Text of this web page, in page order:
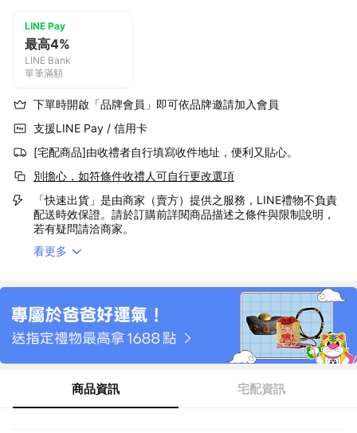
LINE Pay
最高4%
LINE Bank
單筆滿額
下單時開啟「品牌會員」即可依品牌邀請加入會員
支援LINE Pay / 信用卡
[宅配商品]由收禮者自行填寫收件地址，便利又貼心。
別擔心，如符條件收禮人可自行更改選項
「快速出貨」是由商家（賣方）提供之服務，LINE禮物不負責
配送時效保證。請於訂購前詳閱商品描述之條件與限制說明，
若有疑問請洽商家。
看更多
商品資訊 宅配資訊